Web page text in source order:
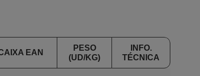
EAN
PESO
(UD/KG)
INFO.
TÉCNICA